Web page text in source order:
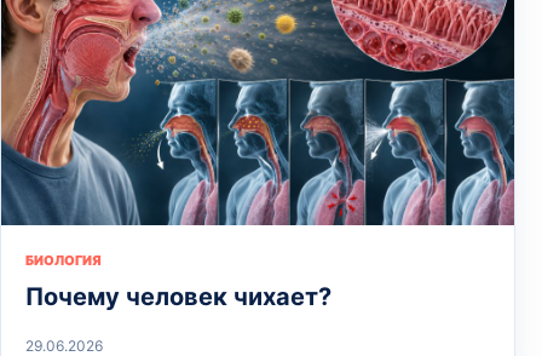
БИОЛОГИЯ
Почему человек чихает?
29.06.2026